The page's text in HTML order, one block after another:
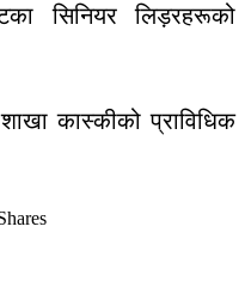
सिनियर
लिड़रहरूको
शाखा कास्कीको प्राविधिक